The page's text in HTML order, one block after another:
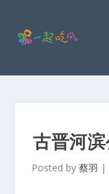
古晋河滨
Posted by 蔡羽 |